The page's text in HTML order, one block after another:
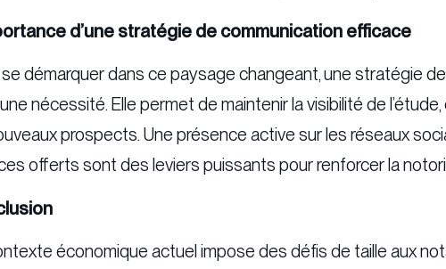
d’une stratégie de communication efficace
démarquer dans ce paysage changeant, une stratégie
nécessité. Elle permet de maintenir la visibilité de
prospects. Une présence active sur les réseaux
offerts sont des leviers puissants pour renforcer la
économique actuel impose des défis de taille aux